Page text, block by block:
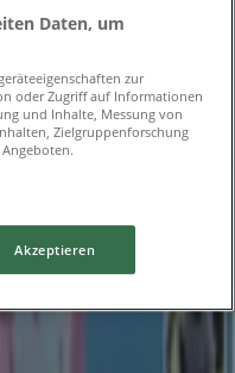
Daten, um
zur
oder Zugriff auf Informationen
und Inhalte, Messung von
Zielgruppenforschung
Akzeptieren